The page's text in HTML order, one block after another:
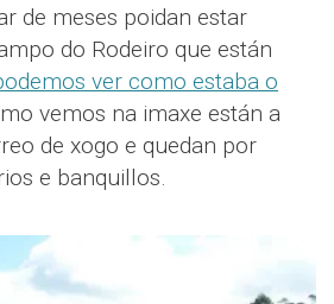
de meses poidan estar
do Rodeiro que están
ver como estaba o
vemos na imaxe están a
de xogo e quedan por
e banquillos.